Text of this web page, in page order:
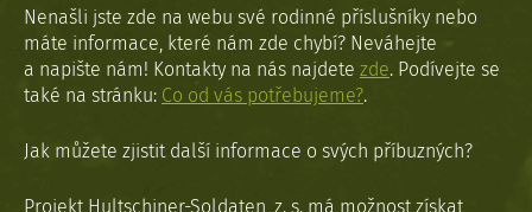
Nenašli jste zde na webu své rodinné příslušníky nebo
máte informace, které nám zde chybí? Neváhejte
a napište nám! Kontakty na nás najdete zde. Podívejte se
také na stránku: Co od vás potřebujeme?.
Jak můžete zjistit další informace o svých příbuzných?
Projekt Hultschiner-Soldaten, z. s. má možnost získat